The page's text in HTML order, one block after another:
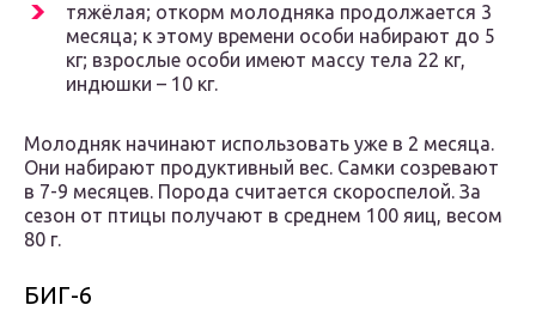
тяжёлая; откорм молодняка продолжается 3
месяца; к этому времени особи набирают до 5
кг; взрослые особи имеют массу тела 22 кг,
индюшки – 10 кг.
Молодняк начинают использовать уже в 2 месяца.
Они набирают продуктивный вес. Самки созревают
в 7-9 месяцев. Порода считается скороспелой. За
сезон от птицы получают в среднем 100 яиц, весом
80 г.
БИГ-6